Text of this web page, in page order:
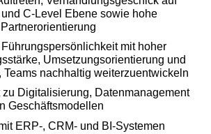
C-Level Ebene sowie hohe
Führungspersönlichkeit mit hoher
Umsetzungsorientierung und
Teams nachhaltig weiterzuentwickeln
zu Digitalisierung, Datenmanagement
Geschäftsmodellen
ERP-, CRM- und BI-Systemen